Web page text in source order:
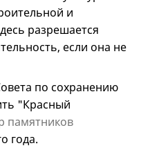
и
разрешается
если она не
по сохранению
"Красный
памятников
года.